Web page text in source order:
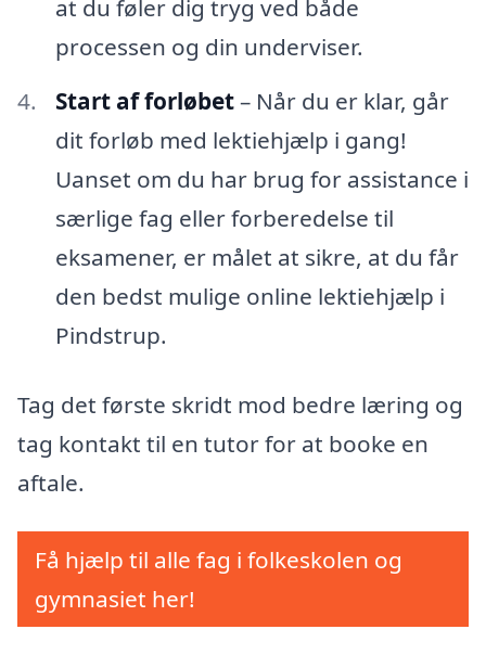
at du føler dig tryg ved både
processen og din underviser.
Start af forløbet– Når du er klar, går
dit forløb med lektiehjælp i gang!
Uanset om du har brug for assistance i
særlige fag eller forberedelse til
eksamener, er målet at sikre, at du får
den bedst mulige online lektiehjælp i
Pindstrup.
Tag det første skridt mod bedre læring og
tag kontakt til en tutor for at booke en
aftale.
Få hjælp til alle fag i folkeskolen og
gymnasiet her!